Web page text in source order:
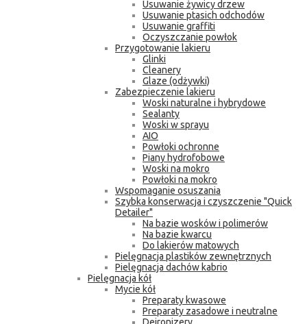
Usuwanie żywicy drzew
Usuwanie ptasich odchodów
Usuwanie graffiti
Oczyszczanie powłok
Przygotowanie lakieru
Glinki
Cleanery
Glaze (odżywki)
Zabezpieczenie lakieru
Woski naturalne i hybrydowe
Sealanty
Woski w sprayu
AIO
Powłoki ochronne
Piany hydrofobowe
Woski na mokro
Powłoki na mokro
Wspomaganie osuszania
Szybka konserwacja i czyszczenie "Quick
Detailer"
Na bazie wosków i polimerów
Na bazie kwarcu
Do lakierów matowych
Pielęgnacja plastików zewnętrznych
Pielęgnacja dachów kabrio
Pielęgnacja kół
Mycie kół
Preparaty kwasowe
Preparaty zasadowe i neutralne